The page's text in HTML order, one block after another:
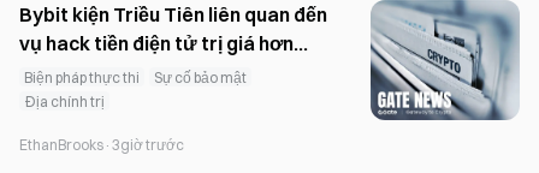
Bybit kiện Triều Tiên liên quan đến
vụ hack tiền điện tử trị giá hơn
1.5Bỷ USD
Biện pháp thực thi
Sự cố bảo mật
Địa chính trị
EthanBrooks · 3giờ trước